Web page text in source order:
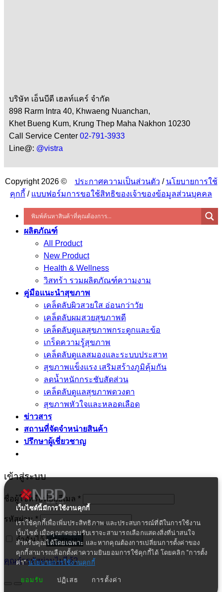
เว็บไซต์นี้มีการใช้งานคุกกี้
เราใช้คุกกี้เพื่อเพิ่มประสิทธิภาพ และประสบการณ์ที่ดีในการใช้งาน
เว็บไซต์ เมื่อคุณกดยอมรับเราจะสามารถเลือกแสดงสิ่งที่น่าสนใจ
สำหรับคุณได้โดยเฉพาะ และหากคุณต้องการเปลี่ยนการตั้งค่าของ
คุกกี้สามารถเลือกตั้งค่าความยินยอมการใช้คุกกี้ได้ โดยคลิก "การตั้ง
ค่า"นโยบายการใช้งานคุกกี้
ยอมรับ ปฏิเสธ การตั้งค่า
บริษัท เอ็นบีดี เฮลท์แคร์ จำกัด
898 Rarm Intra 40, Khwaeng Nuanchan,
Khet Bueng Kum, Krung Thep Maha Nakhon 10230
Call Service Center 02-791-3933
Line@: @vistra
Copyright 2026 © ประกาศความเป็นส่วนตัว / นโยบายการใช้
คุกกี้ / แบบฟอร์มการขอใช้สิทธิของเจ้าของข้อมูลส่วนบุคคล
ผลิตภัณฑ์
All Product
New Product
Health & Wellness
วิสทร้า รวมผลิตภัณฑ์ความงาม
คู่มือแนะนำสุขภาพ
เคล็ดลับผิวสวยใส อ่อนกว่าวัย
เคล็ดลับผมสวยสุขภาพดี
เคล็ดลับดูแลสุขภาพกระดูกและข้อ
เกร็ดความรู้สุขภาพ
เคล็ดลับดูแลสมองและระบบประสาท
สุขภาพแข็งแรง เสริมสร้างภูมิคุ้มกัน
ลดน้ำหนักกระชับสัดส่วน
เคล็ดลับดูแลสุขภาพดวงตา
สุขภาพหัวใจและหลอดเลือด
ข่าวสาร
สถานที่จัดจำหน่ายสินค้า
ปรึกษาผู้เชี่ยวชาญ
เข้าสู่ระบบ
ชื่อผู้ใช้หรือที่อยู่อีเมล *
รหัสผ่าน *
จำฉันไว้ เข้าสู่ระบบ
คุณจำรหัสผ่านไม่ได้?